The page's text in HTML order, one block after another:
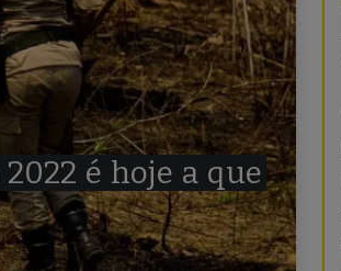
2022 é hoje a que